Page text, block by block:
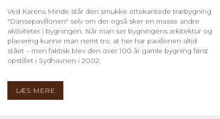
Ved Karens Minde står den smukke ottekantede træbygning
"Dansepavillonen" selv om der også sker en masse andre
aktiviteter i bygningen. Når man ser bygningens arkitektur og
placering kunne man nemt tro, at her har pavillonen altid
stået – men faktisk blev den over 100 år gamle bygning først
opstillet i Sydhavnen i 2002.
LÆS MERE